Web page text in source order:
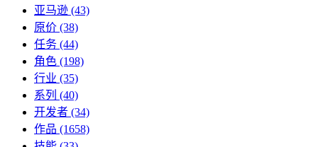
亚马逊 (43)
原价 (38)
任务 (44)
角色 (198)
行业 (35)
系列 (40)
开发者 (34)
作品 (1658)